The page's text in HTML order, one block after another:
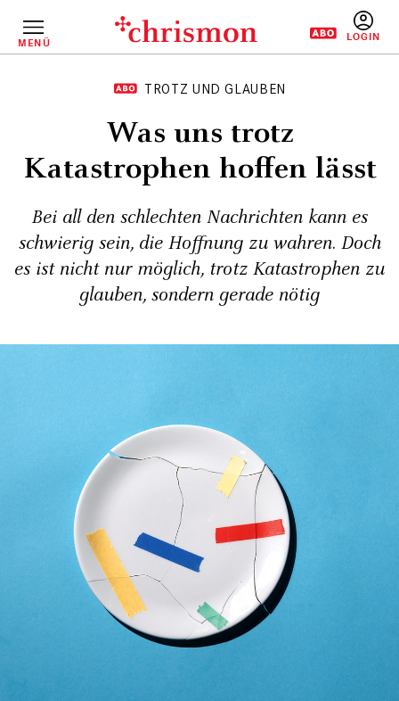
InhaltMENÜ
TROTZ UND GLAUBEN
Was uns trotz
Katastrophen hoffen lässt
Bei all den schlechten Nachrichten kann es
schwierig sein, die Hoffnung zu wahren. Doch
es ist nicht nur möglich, trotz Katastrophen zu
glauben, sondern gerade nötig